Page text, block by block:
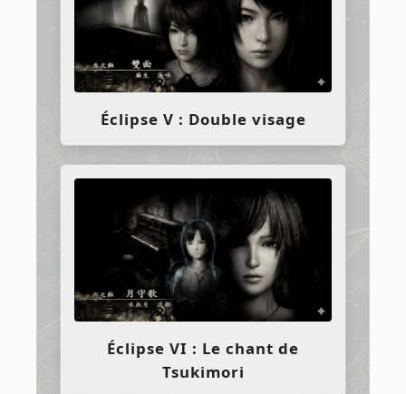
Éclipse V : Double visage
Éclipse VI : Le chant de
Tsukimori